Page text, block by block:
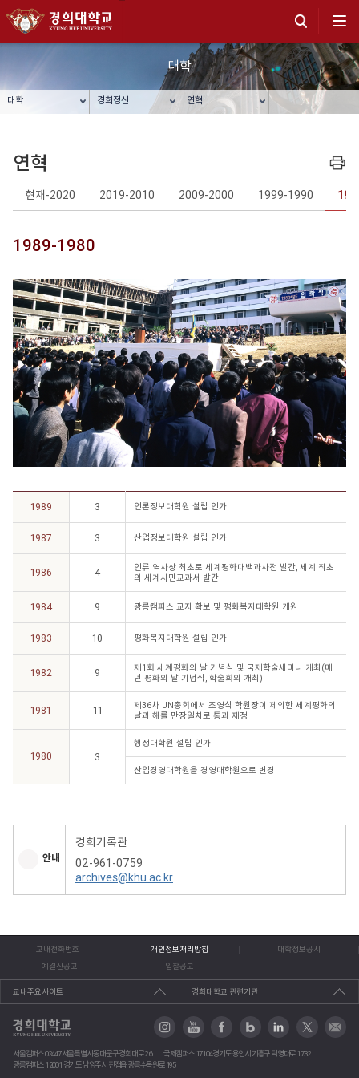
대학
대학 경희정신 연혁
연혁
현재-2020 2019-2010 2009-2000 1999-1990
1989-1980
1989 3 언론정보대학원 설립 인가
1987 3 산업정보대학원 설립 인가
1986 4
인류 역사상 최초로 세계평화대백과사전 발간, 세계 최초
의 세계시민교과서 발간
1984 9 광릉캠퍼스 교지 확보 및 평화복지대학원 개원
1983 10 평화복지대학원 설립 인가
1982 9
제1회 세계평화의 날 기념식 및 국제학술세미나 개최(매
년 평화의 날 기념식, 학술회의 개최)
1981 11
제36차 UN총회에서 조영식 학원장이 제의한 세계평화의
날과 해를 만장일치로 통과 제정
1980 3
행정대학원 설립 인가
산업경영대학원을 경영대학원으로 변경
안내
경희기록관
02-961-0759
archives@khu.ac.kr
교내전화번호 개인정보처리방침
대학정보공시
예결산공고
입찰공고
교내주요사이트 경희대학교 관련기관
서울캠퍼스 02447 서울특별시 동대문구 경희대로 26
국제캠퍼스 17104 경기도 용인시 기흥구 덕영대로 1732
광릉캠퍼스 12001 경기도 남양주시 진접읍 광릉수목원로 195